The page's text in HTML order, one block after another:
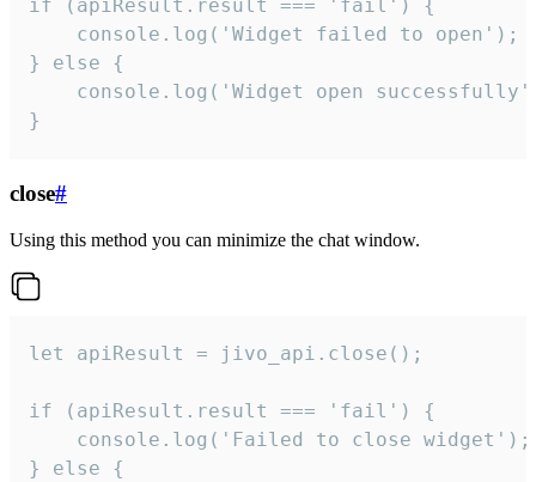
if (apiResult.result === 'fail') {
    console.log('Widget failed to open');
} else {
console.log('Widget open
}
close#
Using this method you can minimize the chat window.
let apiResult = jivo_api.close();
if (apiResult.result === 'fail') {
    console.log('Failed to close widget');
} else {